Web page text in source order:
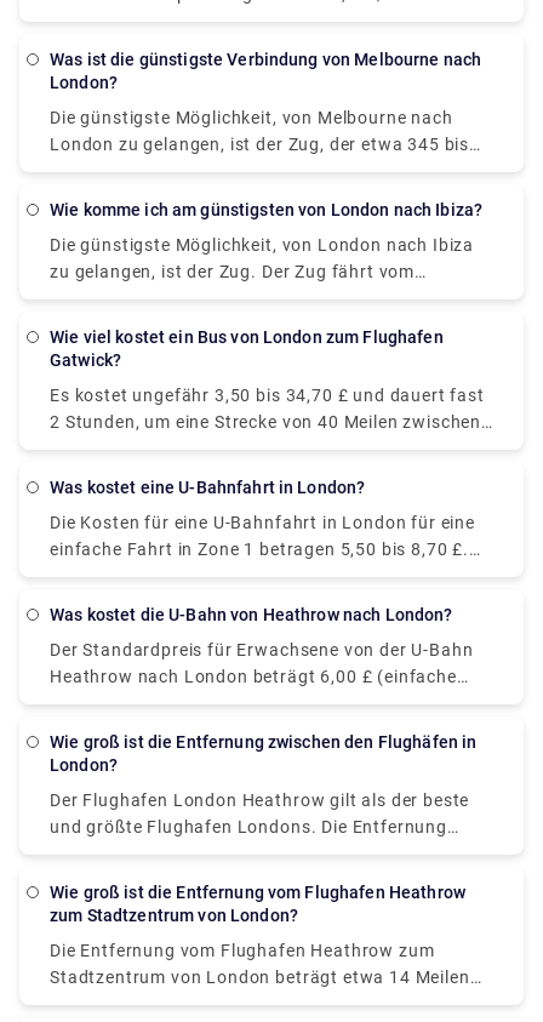
etwa 1 Tag. Der Bus fährt vom Busbahnhof Victoria
in Rom an. Allerdings ist ein Flug viel bequemer als
Was ist die günstigste Verbindung von Melbourne nach
London?
Die günstigste Möglichkeit, von Melbourne nach
London zu gelangen, ist der Zug, der etwa 345 bis
903 US-Dollar kostet. Alternativ, wenn Sie das
können Sie den günstigsten Flug von Melbourne
nach London für etwa 400 bis 1.200 US-Dollar
bekommen.
Wie komme ich am günstigsten von London nach Ibiza?
Die günstigste Möglichkeit, von London nach Ibiza
zu gelangen, ist der Zug. Der Zug fährt vom
Busbahnhof Victoria in London ab und kommt in
in Barcelona die Abendfähre nach Ibiza zum Preis
Wie viel kostet ein Bus von London zum Flughafen
Gatwick?
Es kostet ungefähr 3,50 bis 34,70 £ und dauert fast
2 Stunden, um eine Strecke von 40 Meilen zwischen
dem Flughafen London Gatwick und London
entspannte Fahrt zu erhalten. Buchen Sie auf
unserer Website (Rydeu), um das beste Angebot an
Bord zu erhalten.
Was kostet eine U-Bahnfahrt in London?
Die Kosten für eine U-Bahnfahrt in London für eine
einfache Fahrt in Zone 1 betragen 5,50 bis 8,70 £.
Im Gegensatz dazu kostet Sie derselbe U-Bahn-Tarif
glauben, dass es das beste für Sie ist, und erleben
Sie eine stressfreie Reise.
Was kostet die U-Bahn von Heathrow nach London?
Der Standardpreis für Erwachsene von der U-Bahn
Heathrow nach London beträgt 6,00 £ (einfache
Fahrt), während derselbe mit einer Oyster Card oder
und etwa 30 Minuten dauert, um die Strecke von
Wie groß ist die Entfernung zwischen den Flughäfen in
London?
Der Flughafen London Heathrow gilt als der beste
und größte Flughafen Londons. Die Entfernung
zwischen Heathrow und anderen Flughäfen ist wie
Entfernung zwischen Heathrow und Stansted
Heathrow und London beträgt etwa 25 Meilen. Die
Entfernung zwischen Heathrow und Luton beträgt
Wie groß ist die Entfernung vom Flughafen Heathrow
zum Stadtzentrum von London?
Die Entfernung vom Flughafen Heathrow zum
Stadtzentrum von London beträgt etwa 14 Meilen
über die M4 und A4. Wenn Sie am schnellsten